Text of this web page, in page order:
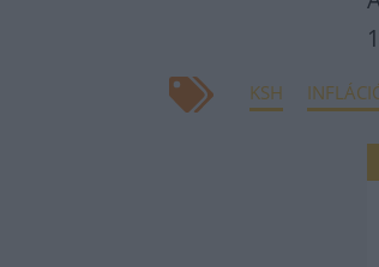
KSH